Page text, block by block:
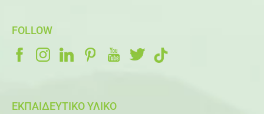
FOLLOW
ΕΚΠΑΙΔΕΥΤΙΚΟ ΥΛΙΚΟ